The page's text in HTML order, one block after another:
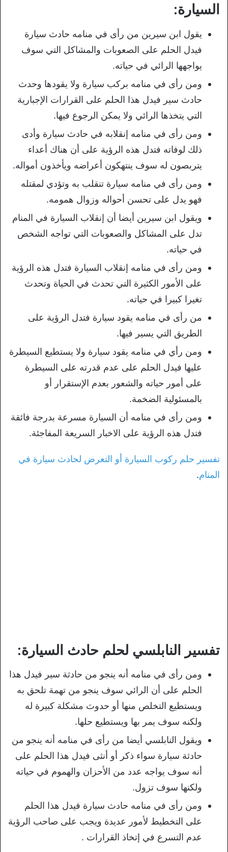
السيارة:
يقول ابن سيرين من رأى في منامه حادث سيارة
فيدل الحلم على الصعوبات والمشاكل التي سوف
يواجهها الرائي في حياته.
ومن رأى في منامه بركب سيارة ولا يقودها وحدث
حادث سير فيدل هذا الحلم على القرارات الإجبارية
التي يتخذها الرائي ولا يمكن الرجوع فيها.
ومن رأى في منامه إنقلابه في حادث سيارة وأدى
ذلك لوفاته فتدل هذه الرؤية على أن هناك أعداء
يتربصون له سوف ينتهكون أعراضه ويأخذون أمواله.
ومن رأى في منامه سيارة تنقلب به وتؤدي لمقتله
فهو يدل على تحسن أحواله وزوال همومه.
ويقول ابن سيرين أيضا أن إنقلاب السيارة في المنام
تدل على المشاكل والصعوبات التي تواجه الشخص
في حياته.
ومن رأى في منامه إنقلاب السيارة فتدل هذه الرؤية
على الأمور الكثيرة التي تحدث في الحياة وتحدث
تغيرا كبيرا في حياته.
من رأى في منامه يقود سيارة فتدل الرؤية على
الطريق التي يسير فيها.
ومن رأي في منامه يقود سيارة ولا يستطيع السيطرة
عليها فيدل الحلم على عدم قدرته على السيطرة
على أمور حياته والشعور بعدم الإستقرار أو
بالمسئولية الضخمة.
ومن رأى في منامه أن السيارة مسرعة بدرجة فائقة
فتدل هذه الرؤية على الاخبار السريعة المفاجئة.
تفسير حلم ركوب السيارة أو التعرض لحادث سيارة في
المنام.
تفسير النابلسي لحلم حادث السيارة:
ومن رأى في منامه أنه ينجو من حادثة سير فيدل هذا
الحلم على أن الرائي سوف ينجو من تهمة تلحق به
ويستطيع التخلص منها أو حدوث مشكلة كبيرة له
ولكنه سوف يمر بها ويستطيع حلها.
ويقول النابلسي أيضا من رأى في منامه أنه ينجو من
حادثة سيارة سواء ذكر أو أنثى فيدل هذا الحلم على
أنه سوف يواجه عدد من الأحزان والهموم في حياته
ولكنها سوف تزول.
ومن رأى في منامه حادث سيارة فيدل هذا الحلم
على التخطيط لأمور عديدة ويجب على صاحب الرؤية
عدم التسرع في إتخاذ القرارات .